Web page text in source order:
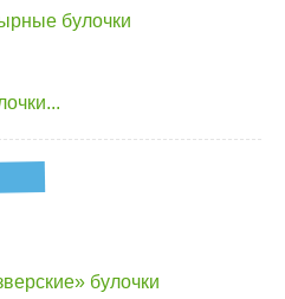
булочки
булочки